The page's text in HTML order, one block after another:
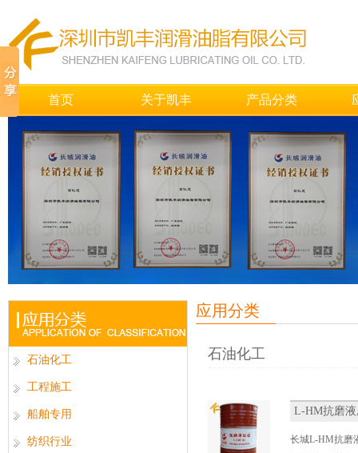
首页 关于凯丰 产品分类
石油化工
工程施工
船舶专用
纺织行业
应用分类
石油化工
L-HM抗磨
长城L-HM抗磨